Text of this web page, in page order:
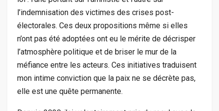
l’indemnisation des victimes des crises post-
électorales. Ces deux propositions même si elles
n’ont pas été adoptées ont eu le mérite de décrisper
l’atmosphère politique et de briser le mur de la
méfiance entre les acteurs. Ces initiatives traduisent
mon intime conviction que la paix ne se décrète pas,
elle est une quête permanente.